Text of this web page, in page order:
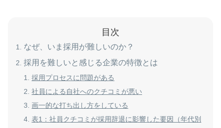
目次
なぜ、いま採用が難しいのか？
採用を難しいと感じる企業の特徴とは
採用プロセスに問題がある
社員による自社へのクチコミが悪い
画一的な打ち出し方をしている
表1：社員クチコミが採用辞退に影響した要因（年代別